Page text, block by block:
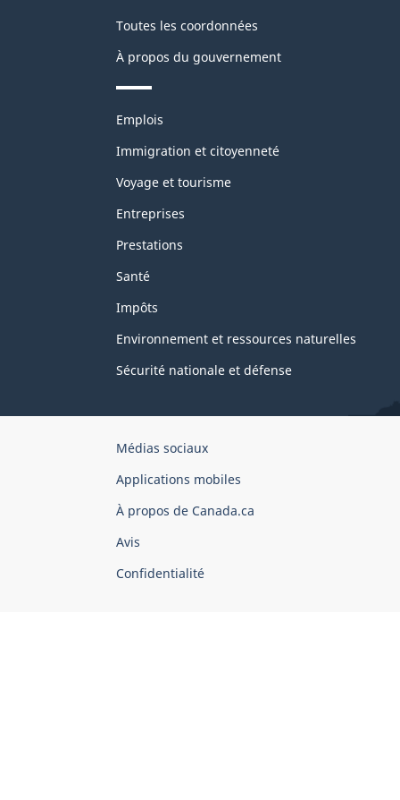
Toutes les coordonnées
À propos du gouvernement
Thèmes
sujets
Emplois
Immigration et citoyenneté
Voyage et tourisme
Entreprises
Prestations
Santé
Impôts
Environnement et ressources naturelles
Sécurité nationale et défense
Organisation
gouvernement
du
Canada
Médias sociaux
Applications mobiles
À propos de Canada.ca
Avis
Confidentialité